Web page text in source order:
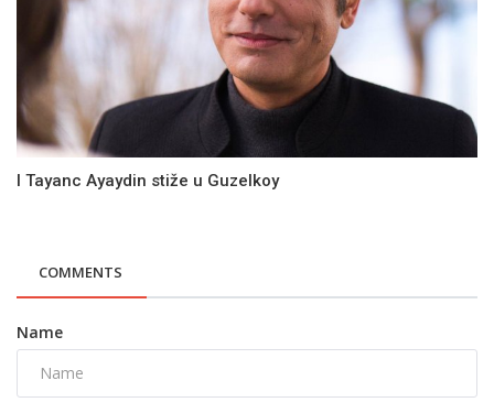
I Tayanc Ayaydin stiže u Guzelkoy
COMMENTS
Name